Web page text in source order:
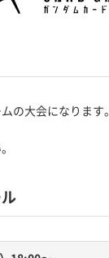
の大会になります。